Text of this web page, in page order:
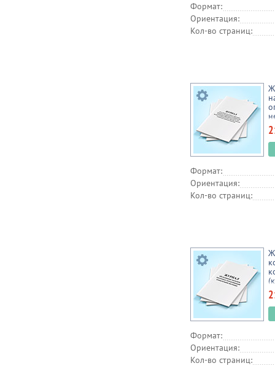
Формат:
Ориентация:
Кол-во страниц:
Формат:
Ориентация:
Кол-во страниц:
Формат:
Ориентация:
Кол-во страниц: